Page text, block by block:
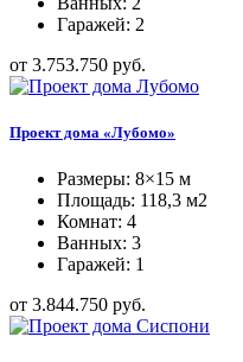
Гаражей: 2
от 3.753.750 руб.
Проект дома «Лубомо»
Размеры: 8×15 м
Площадь: 118,3 м2
Комнат: 4
Ванных: 3
Гаражей: 1
от 3.844.750 руб.